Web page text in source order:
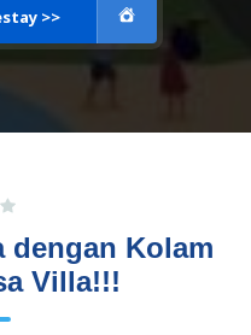
>>
dengan Kolam
Villa!!!